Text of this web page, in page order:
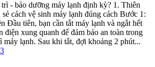
- bảo dưỡng máy lạnh định kỳ? 1. Thiên
cách vệ sinh máy lạnh đúng cách Bước 1:
Đầu tiên, bạn cần tắt máy lạnh và ngắt hết
điện xung quanh để đảm bảo an toàn trong
máy lạnh. Sau khi tắt, đợi khoảng 2 phút...